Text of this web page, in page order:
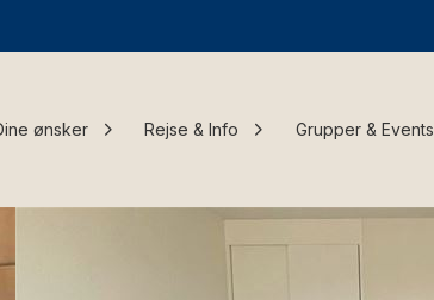
ønsker Rejse & Info Grupper & Events